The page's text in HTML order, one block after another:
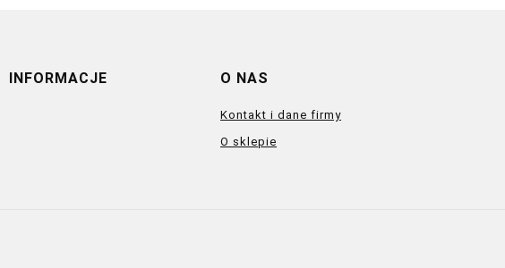
INFORMACJE O NAS
Kontakt i dane firmy
O sklepie